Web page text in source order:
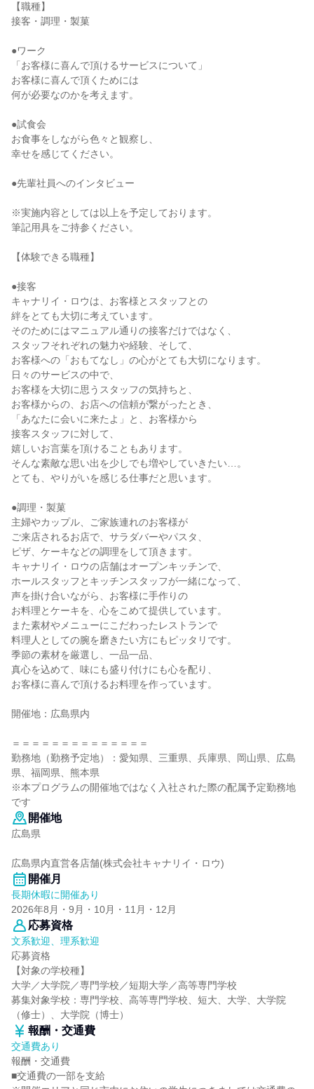
【職種】
接客・調理・製菓
●ワーク
「お客様に喜んで頂けるサービスについて」
お客様に喜んで頂くためには
何が必要なのかを考えます。
●試食会
お食事をしながら色々と観察し、
幸せを感じてください。
●先輩社員へのインタビュー
※実施内容としては以上を予定しております。
筆記用具をご持参ください。
【体験できる職種】
●接客
キャナリイ・ロウは、お客様とスタッフとの
絆をとても大切に考えています。
そのためにはマニュアル通りの接客だけではなく、
スタッフそれぞれの魅力や経験、そして、
お客様への「おもてなし」の心がとても大切になります。
日々のサービスの中で、
お客様を大切に思うスタッフの気持ちと、
お客様からの、お店への信頼が繋がったとき、
「あなたに会いに来たよ」と、お客様から
接客スタッフに対して、
嬉しいお言葉を頂けることもあります。
そんな素敵な思い出を少しでも増やしていきたい…。
とても、やりがいを感じる仕事だと思います。
●調理・製菓
主婦やカップル、ご家族連れのお客様が
ご来店されるお店で、サラダバーやパスタ、
ピザ、ケーキなどの調理をして頂きます。
キャナリイ・ロウの店舗はオープンキッチンで、
ホールスタッフとキッチンスタッフが一緒になって、
声を掛け合いながら、お客様に手作りの
お料理とケーキを、心をこめて提供しています。
また素材やメニューにこだわったレストランで
料理人としての腕を磨きたい方にもピッタリです。
季節の素材を厳選し、一品一品、
真心を込めて、味にも盛り付けにも心を配り、
お客様に喜んで頂けるお料理を作っています。
開催地：広島県内
＝＝＝＝＝＝＝＝＝＝＝＝＝＝
勤務地（勤務予定地）：愛知県、三重県、兵庫県、岡山県、広島
県、福岡県、熊本県
※本プログラムの開催地ではなく入社された際の配属予定勤務地
です
開催地
広島県
広島県内直営各店舗(株式会社キャナリイ・ロウ)
開催月
長期休暇に開催あり
2026年8月・9月・10月・11月・12月
応募資格
文系歓迎、理系歓迎
応募資格
【対象の学校種】
大学／大学院／専門学校／短期大学／高等専門学校
募集対象学校：専門学校、高等専門学校、短大、大学、大学院
（修士）、大学院（博士）
報酬・交通費
交通費あり
報酬・交通費
■交通費の一部を支給